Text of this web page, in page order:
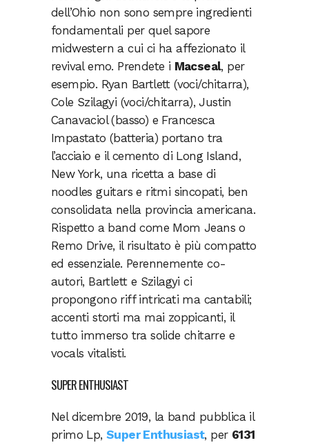
dell’Ohio non sono sempre ingredienti
fondamentali per quel sapore
midwestern a cui ci ha affezionato il
revival emo. Prendete i Macseal, per
esempio. Ryan Bartlett (voci/chitarra),
Cole Szilagyi (voci/chitarra), Justin
Canavaciol (basso) e Francesca
Impastato (batteria) portano tra
l’acciaio e il cemento di Long Island,
New York, una ricetta a base di
noodles guitars e ritmi sincopati, ben
consolidata nella provincia americana.
Rispetto a band come Mom Jeans o
Remo Drive, il risultato è più compatto
ed essenziale. Perennemente co-
autori, Bartlett e Szilagyi ci
propongono riff intricati ma cantabili;
accenti storti ma mai zoppicanti, il
tutto immerso tra solide chitarre e
vocals vitalisti.
SUPER ENTHUSIAST
Nel dicembre 2019, la band pubblica il
primo Lp,Super Enthusiast, per 6131